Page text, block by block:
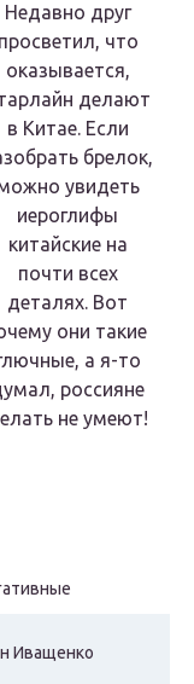
Недавно друг
просветил, что
оказывается,
делают
в Китае. Если
брелок,
увидеть
иероглифы
китайские на
почти всех
деталях. Вот
они такие
а я-то
россияне
не умеют!
Иващенко